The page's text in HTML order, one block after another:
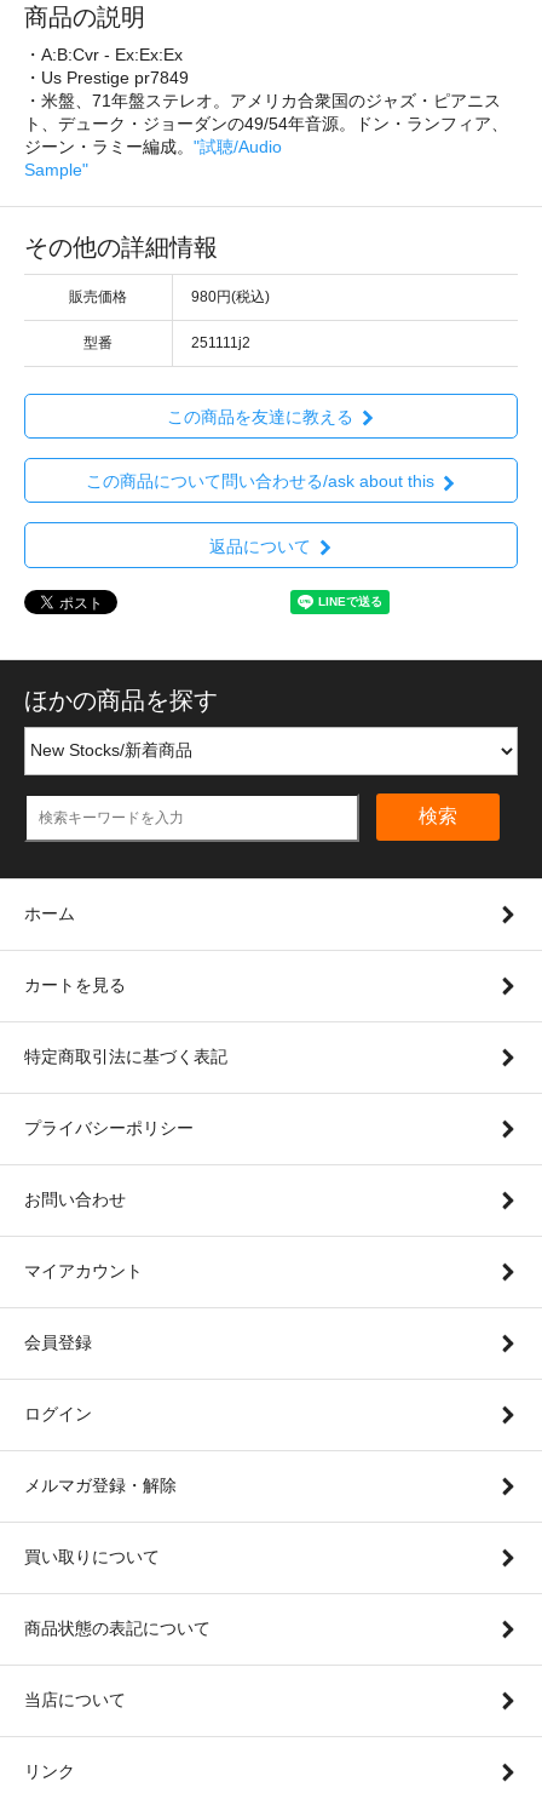
商品の説明
・A:B:Cvr - Ex:Ex:Ex
・Us Prestige pr7849
・米盤、71年盤ステレオ。アメリカ合衆国のジャズ・ピアニス
ト、デューク・ジョーダンの49/54年音源。ドン・ランフィア、
ジーン・ラミー編成。 "試聴/Audio
Sample"
その他の詳細情報
販売価格 980円(税込)
型番 251111j2
この商品を友達に教える
この商品について問い合わせる/ask about this
返品について
ほかの商品を探す
検索
ホーム
カートを見る
特定商取引法に基づく表記
プライバシーポリシー
お問い合わせ
マイアカウント
会員登録
ログイン
メルマガ登録・解除
買い取りについて
商品状態の表記について
当店について
リンク